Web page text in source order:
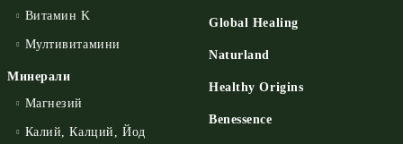
Витамин K
Мултивитамини
Минерали
Магнезий
Калий, Калций, Йод
Global Healing
Naturland
Healthy Origins
Benessence